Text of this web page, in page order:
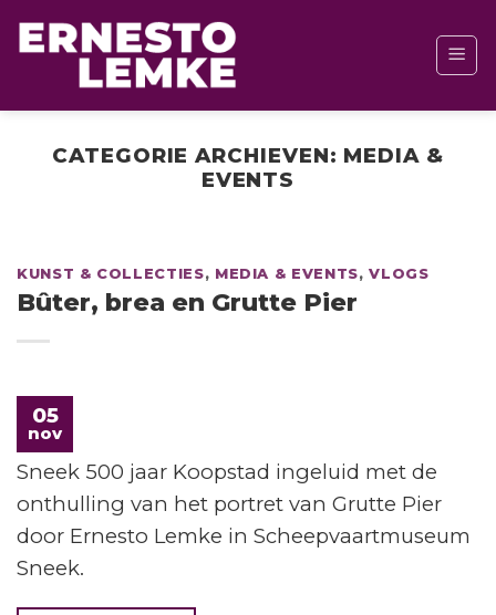
Ga
naar
CATEGORIE ARCHIEVEN: MEDIA &
EVENTS
KUNST & COLLECTIES, MEDIA & EVENTS,VLOGS
Bûter, brea en Grutte Pier
05
nov
Sneek 500 jaar Koopstad ingeluid met de
onthulling van het portret van Grutte Pier
door Ernesto Lemke in Scheepvaartmuseum
Sneek.